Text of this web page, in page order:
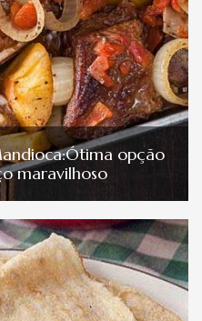
opção
maravilhoso